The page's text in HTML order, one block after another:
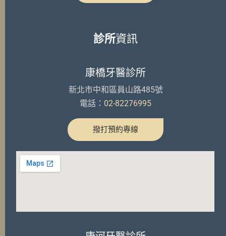
診所資訊
康橋牙醫診所
新北市中和區員山路485號
電話： 02-82276995
撥打預約專線